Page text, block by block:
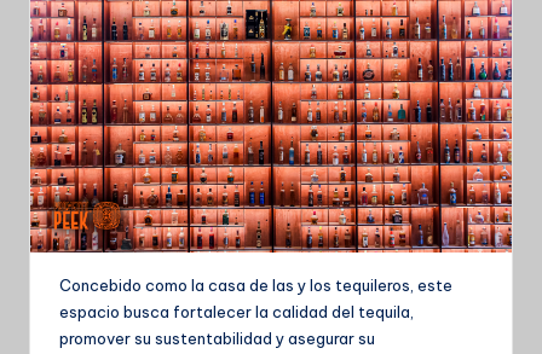
Concebido como la casa de las y los tequileros, este
espacio busca fortalecer la calidad del tequila,
promover su sustentabilidad y asegurar su